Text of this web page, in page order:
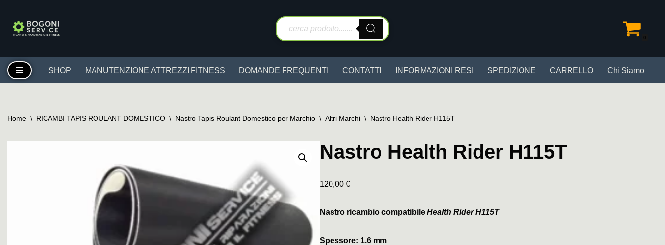
Vai
SHOP MANUTENZIONE ATTREZZI FITNESS DOMANDE FREQUENTI CONTATTI INFORMAZIONI RESI SPEDIZIONE CARRELLO Chi Siamo
Home \ RICAMBI TAPIS ROULANT DOMESTICO \ Nastro Tapis Roulant Domestico per Marchio \ Altri Marchi \ Nastro Health Rider H115T
Nastro Health Rider H115T
120,00 €
Nastro ricambio compatibileHealth Rider H115T
Spessore: 1.6 mm